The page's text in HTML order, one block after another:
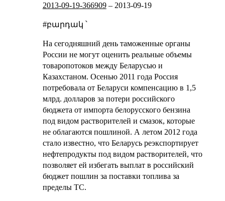
2013-09-19-366909– 2013-09-19
#բարդակ ՝
На сегодняшний день таможенные органы
России не могут оценить реальные объемы
товаропотоков между Беларусью и
Казахстаном. Осенью 2011 года Россия
потребовала от Беларуси компенсацию в 1,5
млрд. долларов за потери российского
бюджета от импорта белорусского бензина
под видом растворителей и смазок, которые
не облагаются пошлиной. А летом 2012 года
стало известно, что Беларусь реэкспортирует
нефтепродукты под видом растворителей, что
позволяет ей избегать выплат в российский
бюджет пошлин за поставки топлива за
пределы ТС.